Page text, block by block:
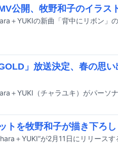
公開、牧野和子のイラス
」放送決定、春の思
トを牧野和子が描き下ろし